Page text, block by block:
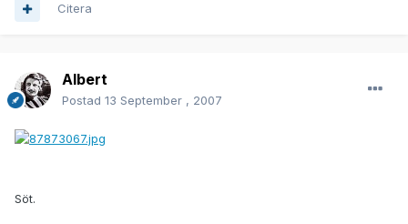
Citera
Albert
Postad 13 September , 2007
Söt.